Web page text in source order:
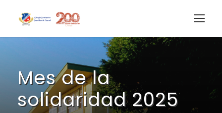
Mes de la
solidaridad 2025